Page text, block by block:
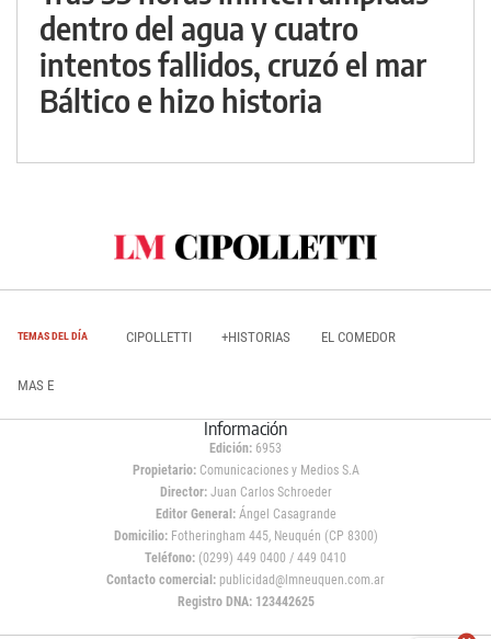
dentro del agua y cuatro
intentos fallidos, cruzó el mar
Báltico e hizo historia
TEMAS DEL DÍA CIPOLLETTI +HISTORIAS EL COMEDOR
MAS E
Información
Edición: 6953
Propietario:Comunicaciones y Medios S.A
Director: Juan Carlos Schroeder
Editor General:Ángel Casagrande
Domicilio:Fotheringham 445, Neuquén (CP 8300)
Teléfono: (0299) 449 0400 / 449 0410
Contacto comercial: publicidad@lmneuquen.com.ar
Registro DNA: 123442625